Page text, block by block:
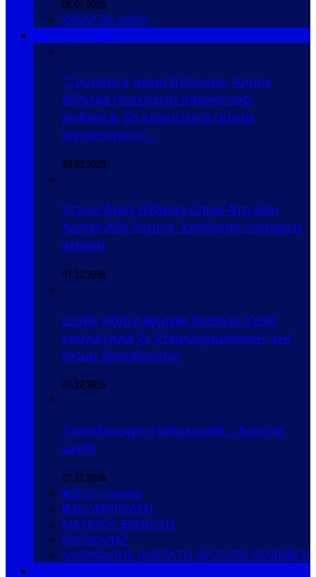
05.07.2026
ХАБАР ВА ИЗОҲ
“Сизларга нима бўлдики, Аллоҳ
йўлида (жиҳодга) чиқинглар,
дейилса, ўз ерингизга (яъни,
юртингизга) ...
23.03.2025
Усули фиқҳ бўйича олим Ато ибн
Халил Абу Рашта: Ҳизбнинг ҳозирги
амири
07.12.2016
Шайх Абдул Қаддим Заллум: Ҳизб
қиёдатида ўз ўтмишдошининг энг
яхши ўринбосари
07.12.2016
Тақийюддин Набаҳоний… Асосчи
шайх
07.12.2016
Ҳизб ут-Таҳрир
ҲИЗБ АМИРЛАРИ
МАТБУОТ БАЁНОТИ
ВАРАҚАЛАР
ХАЛИФАЛИК ДАВЛАТИ ДУСТУРИ ЛОЙИҲАСИ